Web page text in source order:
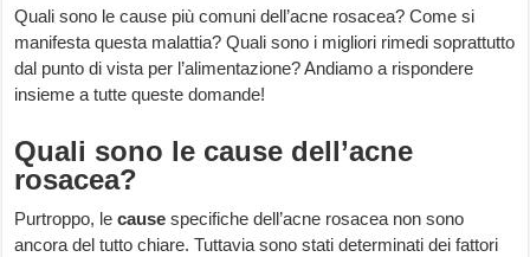
Quali sono le cause più comuni dell’acne rosacea? Come si
manifesta questa malattia? Quali sono i migliori rimedi soprattutto
dal punto di vista per l’alimentazione? Andiamo a rispondere
insieme a tutte queste domande!
Quali sono le cause dell’acne
rosacea?
Purtroppo, lecause specifiche dell’acne rosacea non sono
ancora del tutto chiare. Tuttavia sono stati determinati dei fattori